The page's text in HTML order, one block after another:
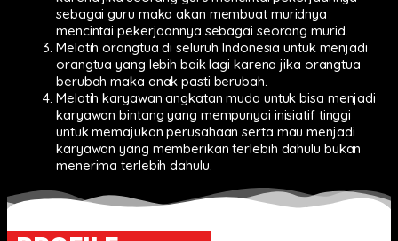
sebagai guru maka akan membuat muridnya
mencintai pekerjaannya sebagai seorang murid.
Melatih orangtua di seluruh Indonesia untuk menjadi
orangtua yang lebih baik lagi karena jika orangtua
berubah maka anak pasti berubah.
Melatih karyawan angkatan muda untuk bisa menjadi
karyawan bintang yang mempunyai inisiatif tinggi
untuk memajukan perusahaan serta mau menjadi
karyawan yang memberikan terlebih dahulu bukan
menerima terlebih dahulu.